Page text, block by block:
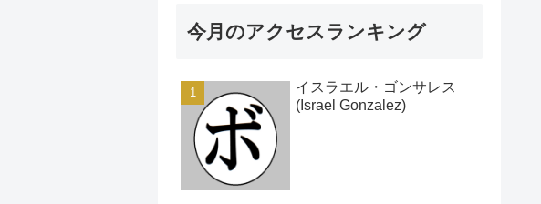
今月のアクセスランキング
イスラエル・ゴンサレス
(Israel Gonzalez)